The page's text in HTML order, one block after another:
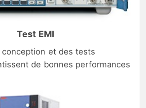
Test EMI
et des tests
de bonnes performances